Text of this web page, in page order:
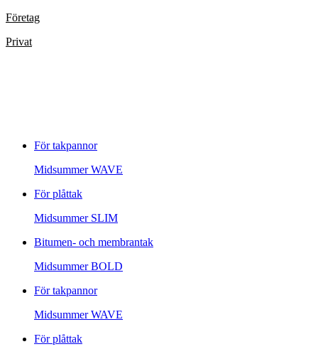
Företag
Privat
För takpannor
MidsummerWAVE
För plåttak
Midsummer SLIM
Bitumen- och membrantak
MidsummerBOLD
För takpannor
MidsummerWAVE
För plåttak